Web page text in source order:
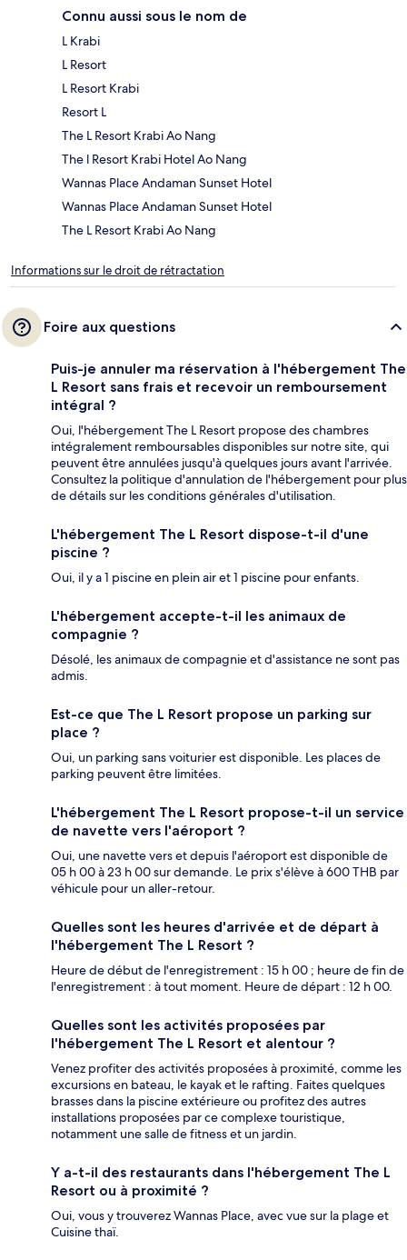
Connu aussi sous le nom de
L Krabi
L Resort
L Resort Krabi
Resort L
The L Resort Krabi Ao Nang
The l Resort Krabi Hotel Ao Nang
Wannas Place Andaman Sunset Hotel
Wannas Place Andaman Sunset Hotel
The L Resort Krabi Ao Nang
Informations sur le droit de rétractation
Foire aux questions
Puis-je annuler ma réservation à l'hébergement The
L Resort sans frais et recevoir un remboursement
intégral ?
Oui, l'hébergement The L Resort propose des chambres
intégralement remboursables disponibles sur notre site, qui
peuvent être annulées jusqu'à quelques jours avant l'arrivée.
Consultez la politique d'annulation de l'hébergement pour plus
de détails sur les conditions générales d'utilisation.
L'hébergement The L Resort dispose-t-il d'une
piscine ?
Oui, il y a 1 piscine en plein air et 1 piscine pour enfants.
L'hébergement accepte-t-il les animaux de
compagnie ?
Désolé, les animaux de compagnie et d'assistance ne sont pas
admis.
Est-ce que The L Resort propose un parking sur
place ?
Oui, un parking sans voiturier est disponible. Les places de
parking peuvent être limitées.
L'hébergement The L Resort propose-t-il un service
de navette vers l'aéroport ?
Oui, une navette vers et depuis l'aéroport est disponible de
05 h 00 à 23 h 00 sur demande. Le prix s'élève à 600 THB par
véhicule pour un aller-retour.
Quelles sont les heures d'arrivée et de départ à
l'hébergement The L Resort ?
Heure de début de l'enregistrement : 15 h 00 ; heure de fin de
l'enregistrement : à tout moment. Heure de départ : 12 h 00.
Quelles sont les activités proposées par
l'hébergement The L Resort et alentour ?
Venez profiter des activités proposées à proximité, comme les
excursions en bateau, le kayak et le rafting. Faites quelques
brasses dans la piscine extérieure ou profitez des autres
installations proposées par ce complexe touristique,
notamment une salle de fitness et un jardin.
Y a-t-il des restaurants dans l'hébergement The L
Resort ou à proximité ?
Oui, vous y trouverez Wannas Place, avec vue sur la plage et
Cuisine thaï.